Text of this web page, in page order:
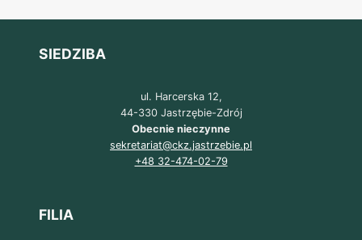
SIEDZIBA
ul. Harcerska 12,
44-330 Jastrzębie-Zdrój
Obecnie nieczynne
sekretariat@ckz.jastrzebie.pl
+48 32-474-02-79
FILIA